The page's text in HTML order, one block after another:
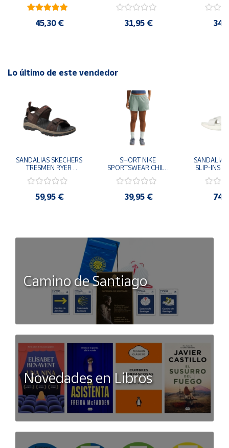
45,30 € 31,95 €
Lo último de este vendedor
SANDALIAS SKECHERS
TRESMEN RYER
205112-CHOC
COMODAS
59,95 €
SHORT NIKE
SPORTSWEAR CHILL
006 PANTALONES
39,95 €
SANDALIAS
SLIP-INS
Camino de Santiago
Novedades en Libros